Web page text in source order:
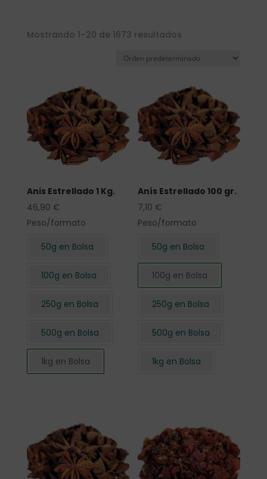
Mostrando 1–20 de 1673 resultados
Anis Estrellado 1 Kg.
46,90 €
Peso/formato
50g en Bolsa
100g en Bolsa
250g en Bolsa
500g en Bolsa
1kg en Bolsa
Anís Estrellado 100 gr.
7,10 €
Peso/formato
50g en Bolsa
100g en Bolsa
250g en Bolsa
500g en Bolsa
1kg en Bolsa